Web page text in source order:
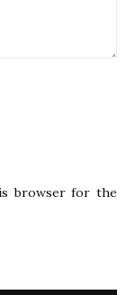
browser for the